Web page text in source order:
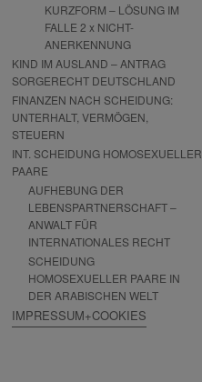
KURZFORM – LÖSUNG IM
FALLE 2 x NICHT-
ANERKENNUNG
KIND IM AUSLAND – ANTRAG
SORGERECHT DEUTSCHLAND
FINANZEN NACH SCHEIDUNG:
UNTERHALT, VERMÖGEN,
STEUERN
INT. SCHEIDUNG HOMOSEXUELLER
PAARE
AUFHEBUNG DER
LEBENSPARTNERSCHAFT –
ANWALT FÜR
INTERNATIONALES RECHT
SCHEIDUNG
HOMOSEXUELLER PAARE IN
DER ARABISCHEN WELT
IMPRESSUM+COOKIES